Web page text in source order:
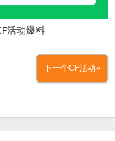
活动爆料
下一个CF活动»